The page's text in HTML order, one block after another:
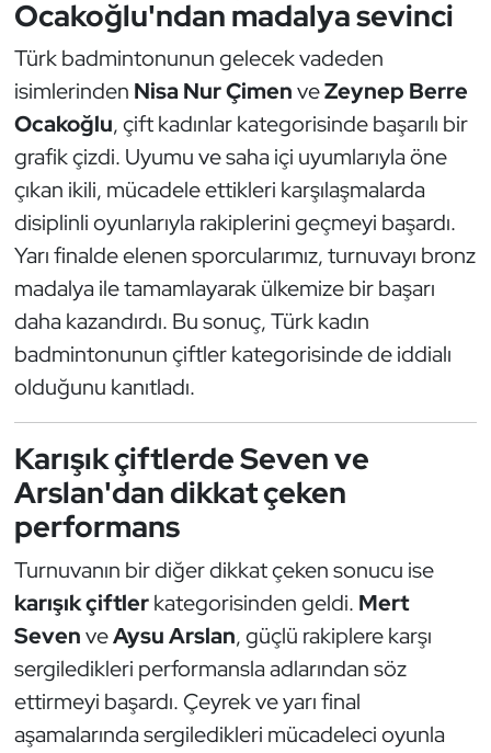
Ocakoğlu'ndan madalya sevinci
Türk badmintonunun gelecek vadeden
isimlerinden Nisa Nur ÇimenveZeynep Berre
Ocakoğlu, çift kadınlar kategorisinde başarılı bir
grafik çizdi. Uyumu ve saha içi uyumlarıyla öne
çıkan ikili, mücadele ettikleri karşılaşmalarda
disiplinli oyunlarıyla rakiplerini geçmeyi başardı.
Yarı finalde elenen sporcularımız, turnuvayı bronz
madalya ile tamamlayarak ülkemize bir başarı
daha kazandırdı. Bu sonuç, Türk kadın
badmintonunun çiftler kategorisinde de iddialı
olduğunu kanıtladı.
Karışık çiftlerde Seven ve
Arslan'dan dikkat çeken
performans
Turnuvanın bir diğer dikkat çeken sonucu ise
karışık çiftlerkategorisinden geldi. Mert
SevenveAysu Arslan, güçlü rakiplere karşı
sergiledikleri performansla adlarından söz
ettirmeyi başardı. Çeyrek ve yarı final
aşamalarında sergiledikleri mücadeleci oyunla
Modern Pentatlon
Motor Sporları
Muay Thai
Okçuluk
Optimist
Oryantiring
Özel Sporcular
Paralimpik
Ragbi
Satranç
Su Topu
Sualtı Sporları
Tekvando
Tenis